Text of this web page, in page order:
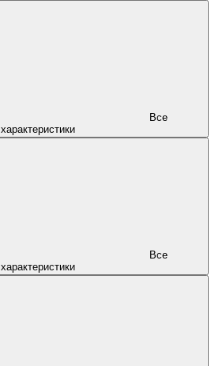
характеристики
характеристики